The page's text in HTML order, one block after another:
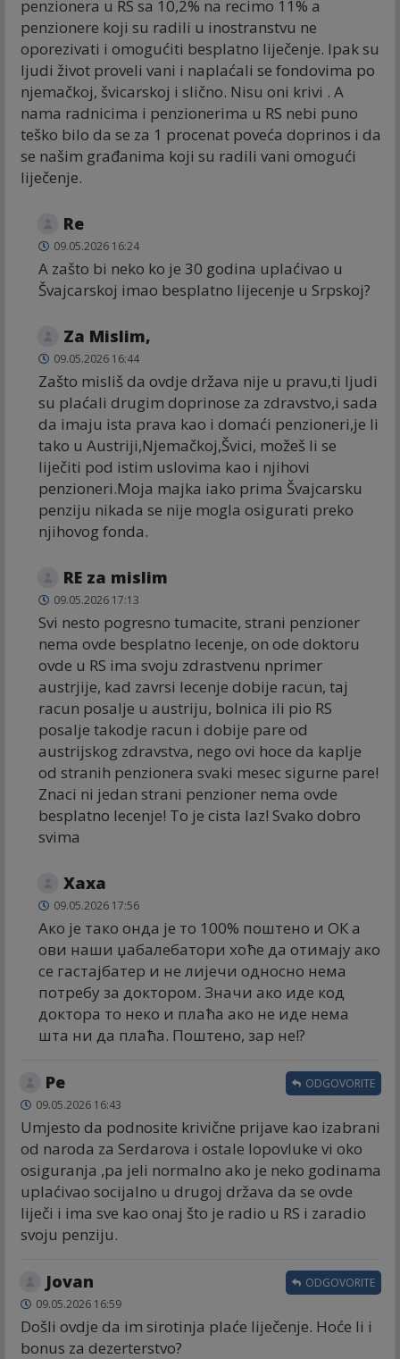
penzionera u RS sa 10,2% na recimo 11% a
penzionere koji su radili u inostranstvu ne
oporezivati i omogućiti besplatno liječenje. Ipak su
ljudi život proveli vani i naplaćali se fondovima po
njemačkoj, švicarskoj i slično. Nisu oni krivi . A
nama radnicima i penzionerima u RS nebi puno
teško bilo da se za 1 procenat poveća doprinos i da
se našim građanima koji su radili vani omogući
liječenje.
Re
09.05.2026 16:24
A zašto bi neko ko je 30 godina uplaćivao u
Švajcarskoj imao besplatno lijecenje u Srpskoj?
Za Mislim,
09.05.2026 16:44
Zašto misliš da ovdje država nije u pravu,ti ljudi
su plaćali drugim doprinose za zdravstvo,i sada
da imaju ista prava kao i domaći penzioneri,je li
tako u Austriji,Njemačkoj,Švici, možeš li se
liječiti pod istim uslovima kao i njihovi
penzioneri.Moja majka iako prima Švajcarsku
penziju nikada se nije mogla osigurati preko
njihovog fonda.
RE za mislim
09.05.2026 17:13
Svi nesto pogresno tumacite, strani penzioner
nema ovde besplatno lecenje, on ode doktoru
ovde u RS ima svoju zdrastvenu nprimer
austrjije, kad zavrsi lecenje dobije racun, taj
racun posalje u austriju, bolnica ili pio RS
posalje takodje racun i dobije pare od
austrijskog zdravstva, nego ovi hoce da kaplje
od stranih penzionera svaki mesec sigurne pare!
Znaci ni jedan strani penzioner nema ovde
besplatno lecenje! To je cista laz! Svako dobro
svima
Хаха
09.05.2026 17:56
Ако је тако онда је то 100% поштено и ОК а
ови наши џабалебатори хоће да отимају ако
се гастајбатер и не лијечи односно нема
потребу за доктором. Значи ако иде код
доктора то неко и плаћа ако не иде нема
шта ни да плаћа. Поштено, зар не!?
Ре
09.05.2026 16:43
Umjesto da podnosite krivične prijave kao izabrani
od naroda za Serdarova i ostale lopovluke vi oko
osiguranja ,pa jeli normalno ako je neko godinama
uplaćivao socijalno u drugoj država da se ovde
liječi i ima sve kao onaj što je radio u RS i zaradio
svoju penziju.
ODGOVORITE
Jovan
09.05.2026 16:59
Došli ovdje da im sirotinja plaće liječenje. Hoće li i
bonus za dezerterstvo?
ODGOVORITE